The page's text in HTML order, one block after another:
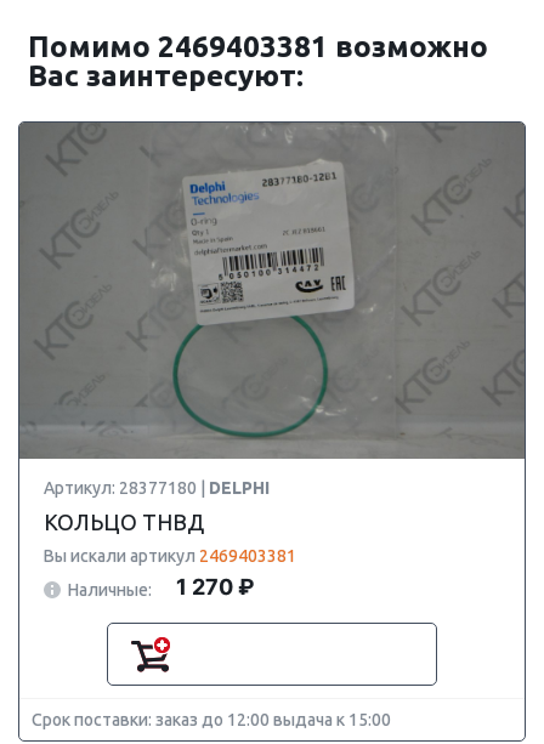
Помимо 2469403381 возможно
Вас заинтересуют:
Артикул: 28377180 | DELPHI
КОЛЬЦО ТНВД
Вы искали артикул 2469403381
Наличные:
1 270 ₽
Срок поставки: заказ до 12:00 выдача к 15:00